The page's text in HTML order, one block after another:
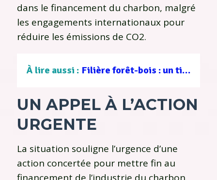
dans le financement du charbon, malgré
les engagements internationaux pour
réduire les émissions de CO2.
À lire aussi : Filière forêt-bois : un tissu d’entreprises au service d’une gestion durable
UN APPEL À L’ACTION
URGENTE
La situation souligne l’urgence d’une
action concertée pour mettre fin au
financement de l’industrie du charbon.